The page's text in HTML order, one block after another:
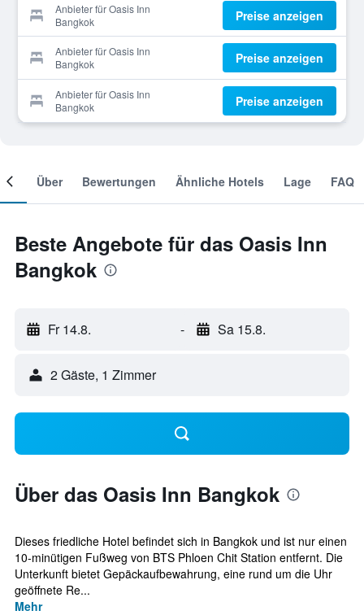
Anbieter für Oasis Inn
Bangkok
Preise anzeigen
Anbieter für Oasis Inn
Bangkok
Preise anzeigen
Anbieter für Oasis Inn
Bangkok
Preise anzeigen
Über Bewertungen Ähnliche Hotels Lage FAQ
Beste Angebote für das Oasis Inn
Bangkok
Fr 14.8. - Sa 15.8.
2 Gäste, 1 Zimmer
Über das Oasis Inn Bangkok
Dieses friedliche Hotel befindet sich in Bangkok und ist nur einen
10-minütigen Fußweg von BTS Phloen Chit Station entfernt. Die
Unterkunft bietet Gepäckaufbewahrung, eine rund um die Uhr
geöffnete Re...
Mehr